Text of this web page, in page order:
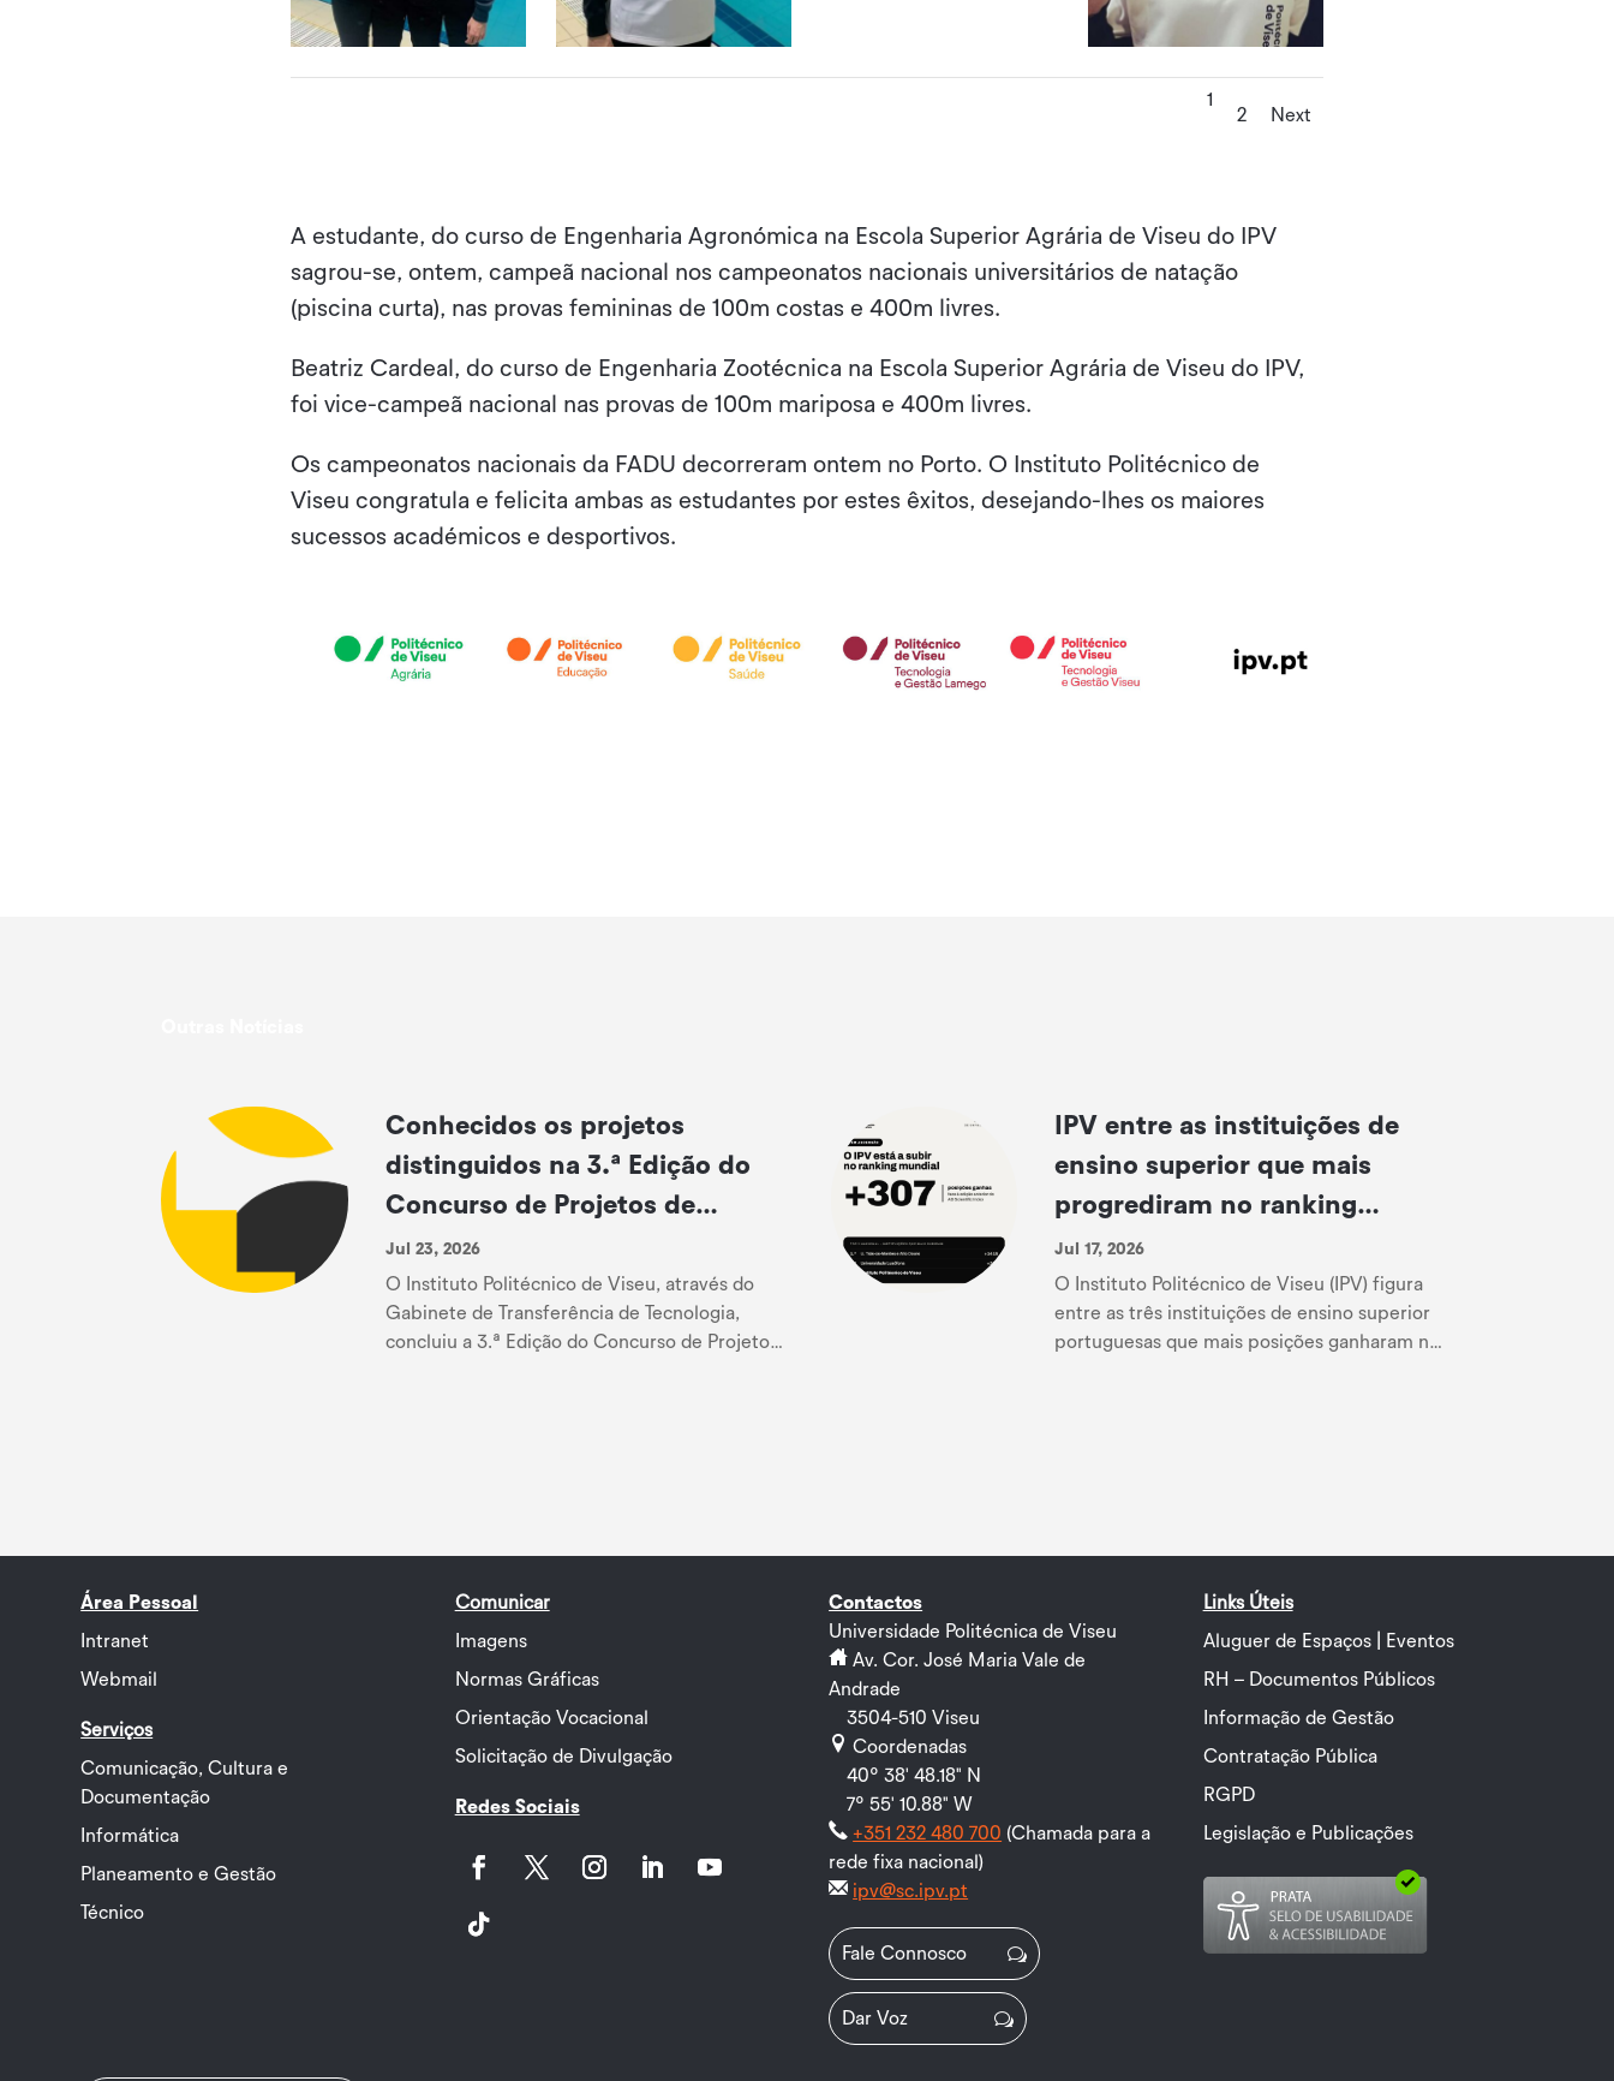
1
2
Next
A estudante, do curso de Engenharia Agronómica na Escola Superior Agrária de Viseu do IPV
sagrou-se, ontem, campeã nacional nos campeonatos nacionais universitários de natação
(piscina curta), nas provas femininas de 100m costas e 400m livres.
Beatriz Cardeal, do curso de Engenharia Zootécnica na Escola Superior Agrária de Viseu do IPV,
foi vice-campeã nacional nas provas de 100m mariposa e 400m livres.
Os campeonatos nacionais da FADU decorreram ontem no Porto. O Instituto Politécnico de
Viseu congratula e felicita ambas as estudantes por estes êxitos, desejando-lhes os maiores
sucessos académicos e desportivos.
Conhecidos os projetos
distinguidos na 3.ª Edição do
Concurso de Projetos de
Ignição e Provas de Conceito
Jul 23, 2026
O Instituto Politécnico de Viseu, através do
Gabinete de Transferência de Tecnologia,
concluiu a 3.ª Edição do Concurso de Projetos
IPV entre as instituições de
ensino superior que mais
progrediram no ranking
mundial AD Scientific Index
2026
Jul 17, 2026
O Instituto Politécnico de Viseu (IPV) figura
entre as três instituições de ensino superior
portuguesas que mais posições ganharam no
Área Pessoal
Intranet
Webmail
Serviços
Comunicação, Cultura e
Documentação
Informática
Planeamento e Gestão
Técnico
Comunicar
Imagens
Normas Gráficas
Orientação Vocacional
Solicitação de Divulgação
Redes Sociais
Contactos
Universidade Politécnica de Viseu
Av. Cor. José Maria Vale de
Andrade
3504-510 Viseu
Coordenadas
40º 38' 48.18" N
7º 55' 10.88" W
+351 232 480 700 (Chamada para a
rede fixa nacional)
ipv@sc.ipv.pt
Fale Connosco
Dar Voz
Links Úteis
Aluguer de Espaços | Eventos
RH – Documentos Públicos
Informação de Gestão
Contratação Pública
RGPD
Legislação e Publicações